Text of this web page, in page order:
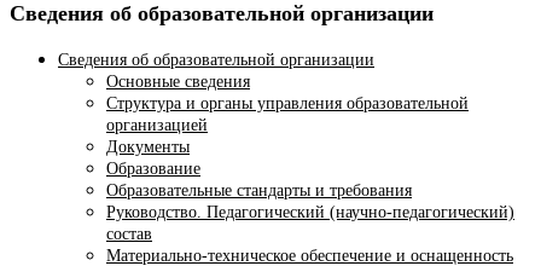
Сведения об образовательной организации
Сведения об образовательной организации
Основные сведения
Структура и органы управления образовательной
организацией
Документы
Образование
Образовательные стандарты и требования
Руководство. Педагогический (научно-педагогический)
состав
Материально-техническое обеспечение и оснащенность